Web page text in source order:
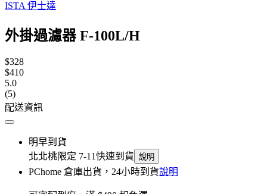
ISTA 伊士達
外掛過濾器 F-100L/H
$328
$410
5.0
(5)
配送資訊
明早到貨
北北桃限定 7-11快速到貨 說明
PChome 倉庫出貨，24小時到貨說明